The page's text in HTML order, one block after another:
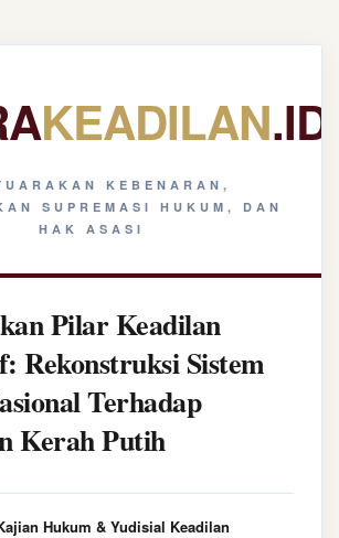
KEADILAN.ID
KEBENARAN,
SUPREMASI HUKUM, DAN
HAK ASASI
Pilar Keadilan
Rekonstruksi Sistem
Terhadap
Kerah Putih
Hukum & Yudisial Keadilan